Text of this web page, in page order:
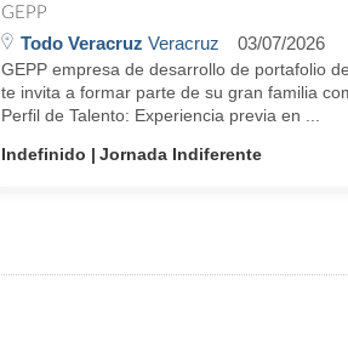
GEPP
Todo Veracruz Veracruz 03/07/2026
GEPP empresa de desarrollo de portafolio
te invita a formar parte de su gran familia
Perfil de Talento: Experiencia previa en ...
Indefinido
Jornada Indiferente